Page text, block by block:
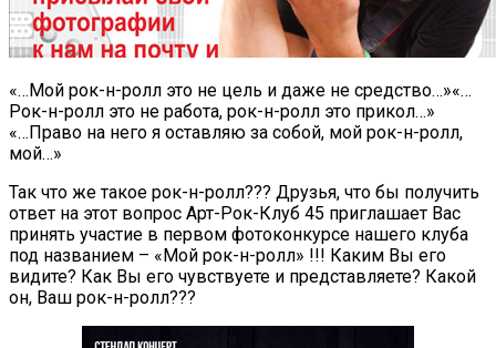
«…Мой рок-н-ролл это не цель и даже не средство…»«…
Рок-н-ролл это не работа, рок-н-ролл это прикол…»
«…Право на него я оставляю за собой, мой рок-н-ролл,
мой…»
Так что же такое рок-н-ролл??? Друзья, что бы получить
ответ на этот вопрос Арт-Рок-Клуб 45 приглашает Вас
принять участие в первом фотоконкурсе нашего клуба
под названием – «Мой рок-н-ролл» !!! Каким Вы его
видите? Как Вы его чувствуете и представляете? Какой
он, Ваш рок-н-ролл???